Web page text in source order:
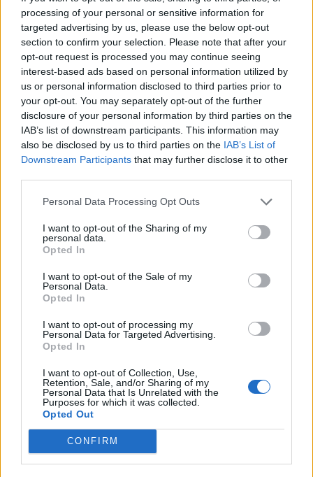
processing of your personal or sensitive information for
targeted advertising by us, please use the below opt-out
section to confirm your selection. Please note that after your
opt-out request is processed you may continue seeing
interest-based ads based on personal information utilized by
us or personal information disclosed to third parties prior to
your opt-out. You may separately opt-out of the further
disclosure of your personal information by third parties on the
IAB’s list of downstream participants. This information may
also be disclosed by us to third parties on the IAB’s List of
Downstream Participants that may further disclose it to other
Personal Data Processing Opt Outs
I want to opt-out of the Sharing of my
personal data.
Opted In
I want to opt-out of the Sale of my
Personal Data.
Opted In
I want to opt-out of processing my
Personal Data for Targeted Advertising.
Opted In
I want to opt-out of Collection, Use,
Retention, Sale, and/or Sharing of my
Personal Data that Is Unrelated with the
Purposes for which it was collected.
Opted Out
CONFIRM
Najbolj brano
1
Pretep v gostinskem lokalu v Velenju: 46-letnik
moškega udaril s steklenico in ga zabodel
2
(VIDEO) "Mislil sem, da je konec": Lastnik
velenjske picerije o padcu s padalom na
Hrvaškem
3
Dopustniška drama: Policija pričakala letalo s
Korošico po pristanku
4
Na Šaleški cesti v Velenju občanka poškodovala
mrtvega 76-letnika
Osmrtnice
Ivana Mernik
Franc Penšek
Maksi Podlesnik
Stanislava Arlič